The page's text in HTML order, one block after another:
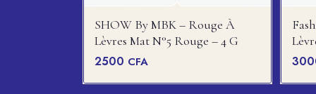
SHOW By MBK – Rouge À
Lèvres Mat N°5 Rouge – 4 G
2500 CFA